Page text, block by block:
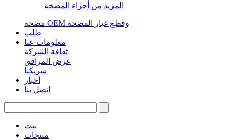
المزيد من أجزاء المضخة
مضخة OEM وقطع غيار المضخة
طلب
معلومات عنا
ثقافة الشركة
عرض المرافق
شريكنا
أخبار
اتصل بنا
بيت
منتجات